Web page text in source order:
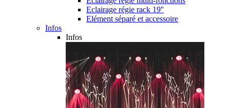
Eclairage régie rack 19''
Elément séparé et accessoire
Infos
Infos